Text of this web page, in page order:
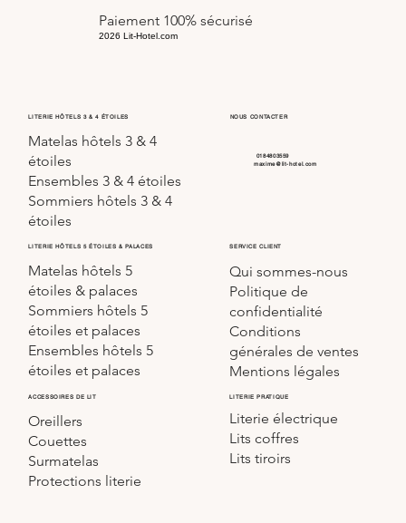
Paiement 100% sécurisé
2026 Lit-Hotel.com
LITERIE HÔTELS 3 & 4 ÉTOILES
Matelas hôtels 3 & 4
étoiles
Sommiers hôtels 3 & 4
étoiles
Ensembles 3 & 4 étoiles
LITERIE HÔTELS 5 ÉTOILES & PALACES
Matelas hôtels 5
étoiles & palaces
Sommiers hôtels 5
étoiles et palaces
Ensembles hôtels 5
étoiles et palaces
ACCESSOIRES DE LIT
Oreillers
Couettes
Surmatelas
Protections literie
LITERIE PRATIQUE
Literie électrique
Lits coffres
Lits tiroirs
SERVICE CLIENT
Qui sommes-nous
Politique de
confidentialité
Conditions
générales de ventes
Mentions légales
NOUS CONTACTER
0184803559
maxime@lit-hotel.com